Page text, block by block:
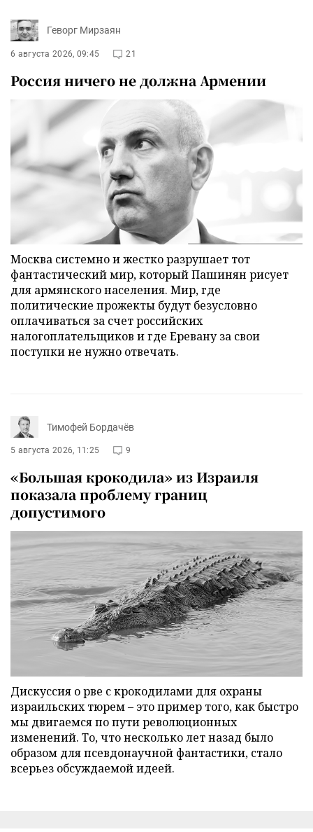
Геворг Мирзаян
6 августа 2026, 09:45 21
Россия ничего не должна Армении
Москва системно и жестко разрушает тот
фантастический мир, который Пашинян рисует
для армянского населения. Мир, где
политические прожекты будут безусловно
оплачиваться за счет российских
налогоплательщиков и где Еревану за свои
поступки не нужно отвечать.
Тимофей Бордачёв
5 августа 2026, 11:25 9
«Большая крокодила» из Израиля
показала проблему границ
допустимого
Дискуссия о рве с крокодилами для охраны
израильских тюрем – это пример того, как быстро
мы двигаемся по пути революционных
изменений. То, что несколько лет назад было
образом для псевдонаучной фантастики, стало
всерьез обсуждаемой идеей.